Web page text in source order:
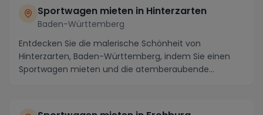
Sportwagen mieten in Hinterzarten
Baden-Württemberg
Entdecken Sie die malerische Schönheit von
Hinterzarten, Baden-Württemberg, indem Sie einen
Sportwagen mieten und die atemberaubende